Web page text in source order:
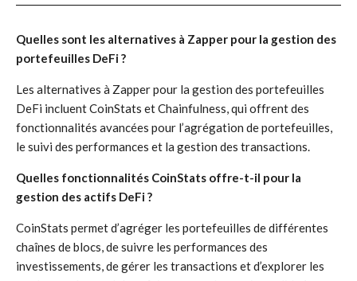
Quelles sont les alternatives à Zapper pour la gestion des
portefeuilles DeFi ?
Les alternatives à Zapper pour la gestion des portefeuilles
DeFi incluent CoinStats et Chainfulness, qui offrent des
fonctionnalités avancées pour l’agrégation de portefeuilles,
le suivi des performances et la gestion des transactions.
Quelles fonctionnalités CoinStats offre-t-il pour la
gestion des actifs DeFi ?
CoinStats permet d’agréger les portefeuilles de différentes
chaînes de blocs, de suivre les performances des
investissements, de gérer les transactions et d’explorer les